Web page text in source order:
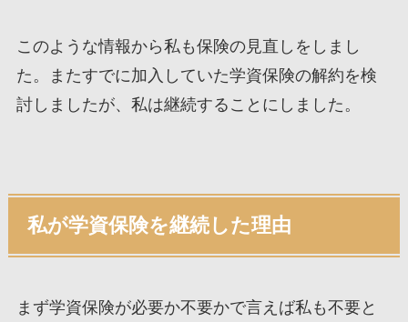
このような情報から私も保険の見直しをしまし
た。またすでに加入していた学資保険の解約を検
討しましたが、私は継続することにしました。
私が学資保険を継続した理由
まず学資保険が必要か不要かで言えば私も不要と